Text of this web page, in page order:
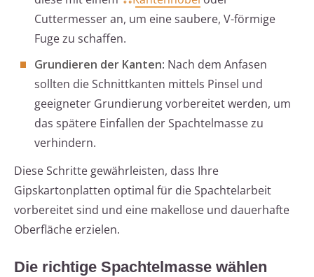
Cuttermesser an, um eine saubere, V-förmige
Fuge zu schaffen.
Grundieren der Kanten: Nach dem Anfasen
sollten die Schnittkanten mittels Pinsel und
geeigneter Grundierung vorbereitet werden, um
das spätere Einfallen der Spachtelmasse zu
verhindern.
Diese Schritte gewährleisten, dass Ihre
Gipskartonplatten optimal für die Spachtelarbeit
vorbereitet sind und eine makellose und dauerhafte
Oberfläche erzielen.
Die richtige Spachtelmasse wählen